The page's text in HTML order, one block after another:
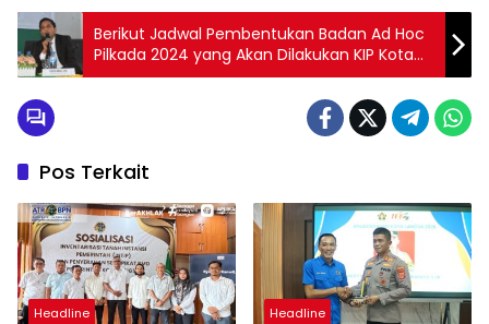
Berikut Jadwal Pembentukan Badan Ad Hoc
Pilkada 2024 yang Akan Dilakukan KIP Kota
Langsa
Pos Terkait
Headline Headline